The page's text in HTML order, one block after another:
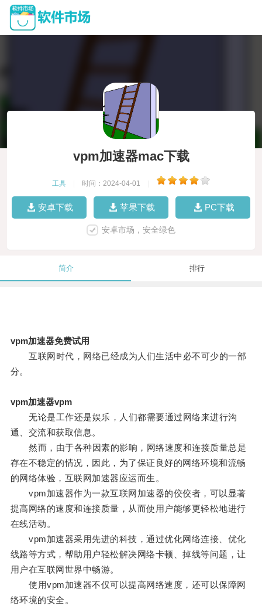
vpm加速器mac下载
工具 时间：2024-04-01
安卓下载 苹果下载 PC下载
安卓市场，安全绿色
简介 排行
vpm加速器免费试用
互联网时代，网络已经成为人们生活中必不可少的一部
分。
vpm加速器vpm
无论是工作还是娱乐，人们都需要通过网络来进行沟
通、交流和获取信息。
然而，由于各种因素的影响，网络速度和连接质量总是
存在不稳定的情况，因此，为了保证良好的网络环境和流畅
的网络体验，互联网加速器应运而生。
vpm加速器作为一款互联网加速器的佼佼者，可以显著
提高网络的速度和连接质量，从而使用户能够更轻松地进行
在线活动。
vpm加速器采用先进的科技，通过优化网络连接、优化
线路等方式，帮助用户轻松解决网络卡顿、掉线等问题，让
用户在互联网世界中畅游。
使用vpm加速器不仅可以提高网络速度，还可以保障网
络环境的安全。